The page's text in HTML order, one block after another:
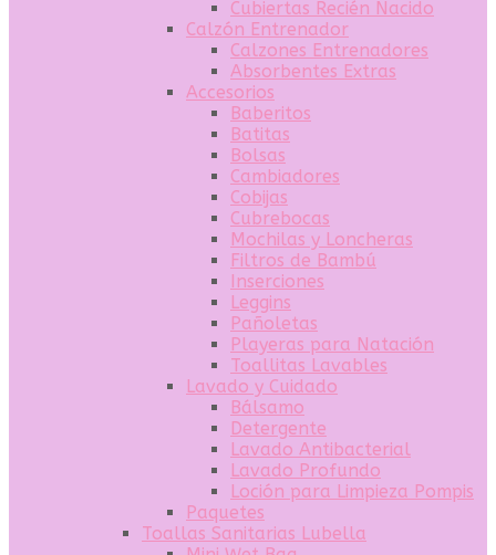
Cubiertas Recién Nacido
Calzón Entrenador
Calzones Entrenadores
Absorbentes Extras
Accesorios
Baberitos
Batitas
Bolsas
Cambiadores
Cobijas
Cubrebocas
Mochilas y Loncheras
Filtros de Bambú
Inserciones
Leggins
Pañoletas
Playeras para Natación
Toallitas Lavables
Lavado y Cuidado
Bálsamo
Detergente
Lavado Antibacterial
Lavado Profundo
Loción para Limpieza Pompis
Paquetes
Toallas Sanitarias Lubella